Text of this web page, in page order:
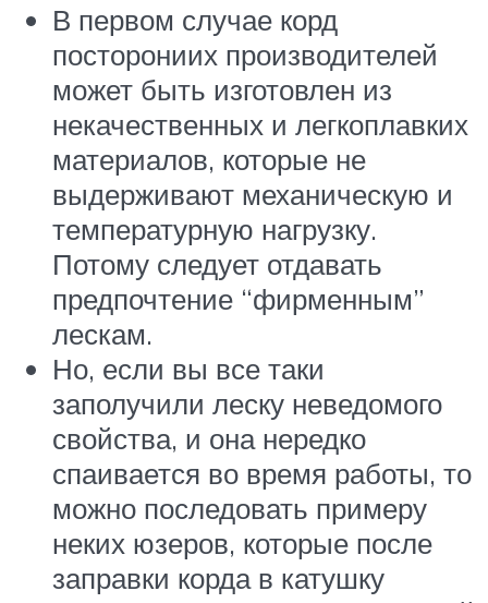
В первом случае корд
посторониих производителей
может быть изготовлен из
некачественных и легкоплавких
материалов, которые не
выдерживают механическую и
температурную нагрузку.
Потому следует отдавать
предпочтение “фирменным”
лескам.
Но, если вы все таки
заполучили леску неведомого
свойства, и она нередко
спаивается во время работы, то
можно последовать примеру
неких юзеров, которые после
заправки корда в катушку